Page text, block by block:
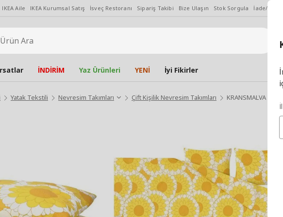
IKEA Aile IKEA Kurumsal Satış İsveç Restoranı Sipariş Takibi Bize Ulaşın Stok Sorgula İade/
İNDİRİM Yaz Ürünleri YENİ İyi Fikirler
Yatak Tekstili Nevresim Takımları Çift Kişilik Nevresim Takımları KRANSMALVA